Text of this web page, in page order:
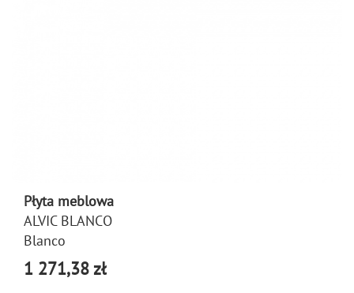
Płyta meblowa
ALVIC BLANCO
Blanco
1 271,38 zł